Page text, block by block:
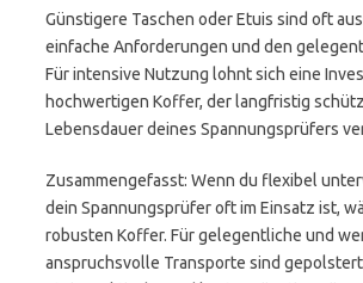
Günstigere Taschen oder Etuis sind oft
einfache Anforderungen und den
Für intensive Nutzung lohnt sich eine
hochwertigen Koffer, der langfristig
Lebensdauer deines Spannungsprüfers
Zusammengefasst: Wenn du flexibel
dein Spannungsprüfer oft im Einsatz ist,
robusten Koffer. Für gelegentliche und
anspruchsvolle Transporte sind